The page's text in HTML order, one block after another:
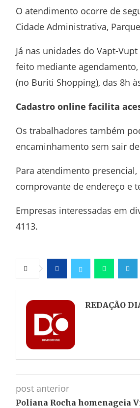
O atendimento ocorre de
Cidade Administrativa,
Já nas unidades do Vapt-
feito mediante
(no Buriti Shopping), das 8h
Cadastro online facilita
Os trabalhadores também
encaminhamento sem sair
Para atendimento
comprovante de endereço e
Empresas interessadas em
4113.
FacebookTwitter Whatsapp
REDAÇÃO
post anterior
Poliana Rocha homenageia